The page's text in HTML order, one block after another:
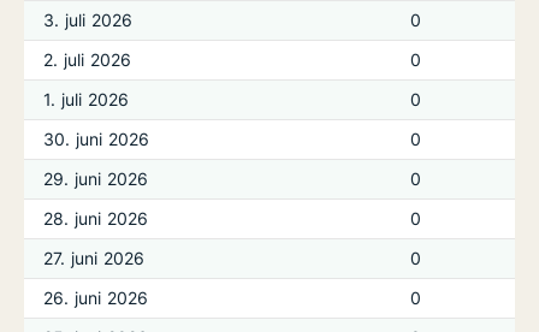
3. juli 2026
0
2. juli 2026
0
1. juli 2026
0
30. juni 2026
0
29. juni 2026
0
28. juni 2026
0
27. juni 2026
0
26. juni 2026
0